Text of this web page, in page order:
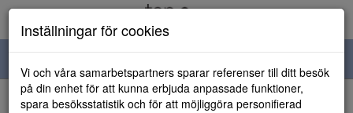
navigation
Inställningar för cookies
Vi och våra samarbetspartners sparar referenser till ditt besök
på din enhet för att kunna erbjuda anpassade funktioner,
spara besöksstatistik och för att möjliggöra personifierad